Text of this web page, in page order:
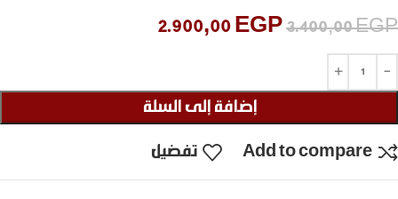
3.400,00EGP
2.900,00 EGP
إضافة إلى السلة
Add to compare تفضيل